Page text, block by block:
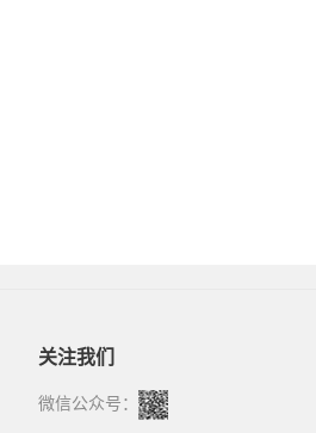
关注我们
微信公众号：